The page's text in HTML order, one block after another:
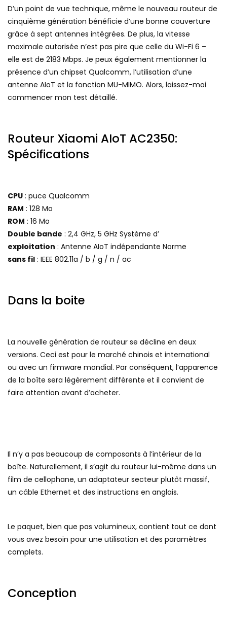
D’un point de vue technique, même le nouveau routeur de
cinquième génération bénéficie d’une bonne couverture
grâce à sept antennes intégrées. De plus, la vitesse
maximale autorisée n’est pas pire que celle du Wi-Fi 6 –
elle est de 2183 Mbps. Je peux également mentionner la
présence d’un chipset Qualcomm, l’utilisation d’une
antenne AIoT et la fonction MU-MIMO. Alors, laissez-moi
commencer mon test détaillé.
Routeur Xiaomi AIoT AC2350:
Spécifications
CPU : puce Qualcomm
RAM : 128 Mo
ROM : 16 Mo
Double bande : 2,4 GHz, 5 GHz Système d’
exploitation : Antenne AIoT indépendante Norme
sans fil : IEEE 802.11a / b / g / n / ac
Dans la boite
La nouvelle génération de routeur se décline en deux
versions. Ceci est pour le marché chinois et international
ou avec un firmware mondial. Par conséquent, l’apparence
de la boîte sera légèrement différente et il convient de
faire attention avant d’acheter.
Il n’y a pas beaucoup de composants à l’intérieur de la
boîte. Naturellement, il s’agit du routeur lui-même dans un
film de cellophane, un adaptateur secteur plutôt massif,
un câble Ethernet et des instructions en anglais.
Le paquet, bien que pas volumineux, contient tout ce dont
vous avez besoin pour une utilisation et des paramètres
complets.
Conception